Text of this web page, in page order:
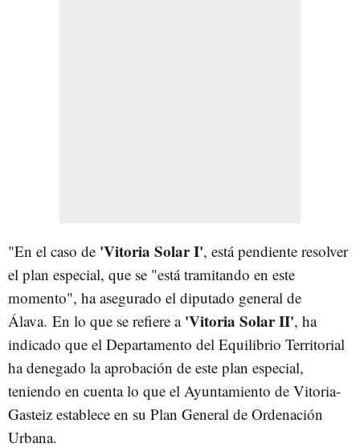
"En el caso de 'Vitoria Solar I', está pendiente resolver
el plan especial, que se "está tramitando en este
momento", ha asegurado el diputado general de
Álava. En lo que se refiere a 'Vitoria Solar II', ha
indicado que el Departamento del Equilibrio Territorial
ha denegado la aprobación de este plan especial,
teniendo en cuenta lo que el Ayuntamiento de Vitoria-
Gasteiz establece en su Plan General de Ordenación
Urbana.